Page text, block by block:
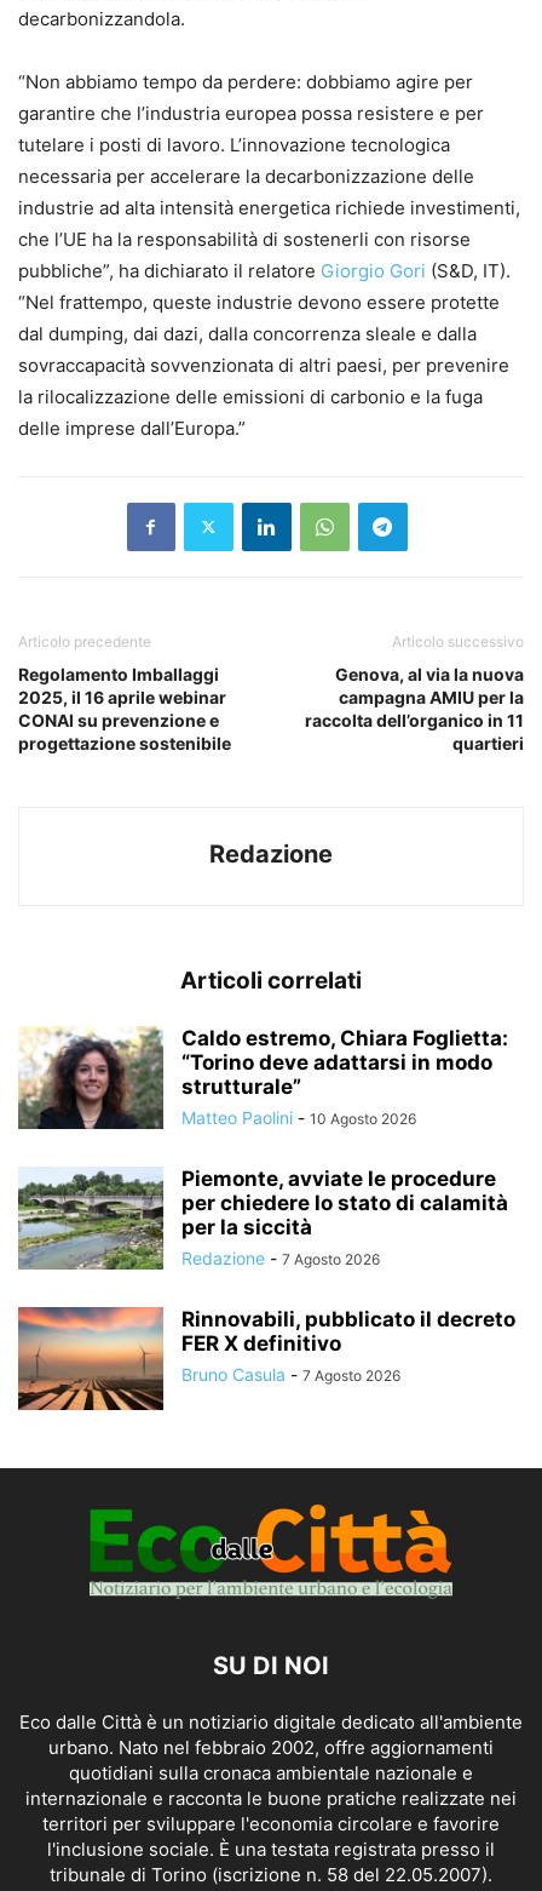
decarbonizzandola.
“Non abbiamo tempo da perdere: dobbiamo agire per
garantire che l’industria europea possa resistere e per
tutelare i posti di lavoro. L’innovazione tecnologica
necessaria per accelerare la decarbonizzazione delle
industrie ad alta intensità energetica richiede investimenti,
che l’UE ha la responsabilità di sostenerli con risorse
pubbliche”, ha dichiarato il relatore Giorgio Gori (S&D, IT).
“Nel frattempo, queste industrie devono essere protette
dal dumping, dai dazi, dalla concorrenza sleale e dalla
sovraccapacità sovvenzionata di altri paesi, per prevenire
la rilocalizzazione delle emissioni di carbonio e la fuga
delle imprese dall’Europa.”
Articolo precedente
Regolamento Imballaggi
2025, il 16 aprile webinar
CONAI su prevenzione e
progettazione sostenibile
Articolo successivo
Genova, al via la nuova
campagna AMIU per la
raccolta dell’organico in 11
quartieri
Redazione
Articoli correlati
Caldo estremo, Chiara Foglietta:
“Torino deve adattarsi in modo
strutturale”
Matteo Paolini - 10 Agosto 2026
Piemonte, avviate le procedure
per chiedere lo stato di calamità
per la siccità
Redazione - 7 Agosto 2026
Rinnovabili, pubblicato il decreto
FER X definitivo
Bruno Casula - 7 Agosto 2026
SU DI NOI
Eco dalle Città è un notiziario digitale dedicato all'ambiente
urbano. Nato nel febbraio 2002, offre aggiornamenti
quotidiani sulla cronaca ambientale nazionale e
internazionale e racconta le buone pratiche realizzate nei
territori per sviluppare l'economia circolare e favorire
l'inclusione sociale. È una testata registrata presso il
tribunale di Torino (iscrizione n. 58 del 22.05.2007).